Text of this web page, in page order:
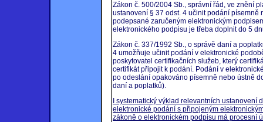
Zákon č. 500/2004 Sb., správní řád, ve znění
ustanovení § 37 odst. 4 učinit podání
podepsané zaručeným elektronickým
elektronického podpisu je třeba doplnit do 5
Zákon č. 337/1992 Sb., o správě daní a
4 umožňuje učinit podání v elektronické
poskytovatel certifikačních služeb, který
certifikát připojit k podání. Podání v
po odeslání opakováno písemně nebo ústně
daní a poplatků).
I systematický výklad relevantních
elektronické podání s připojeným
zákoně o elektronickém podpisu má procesní